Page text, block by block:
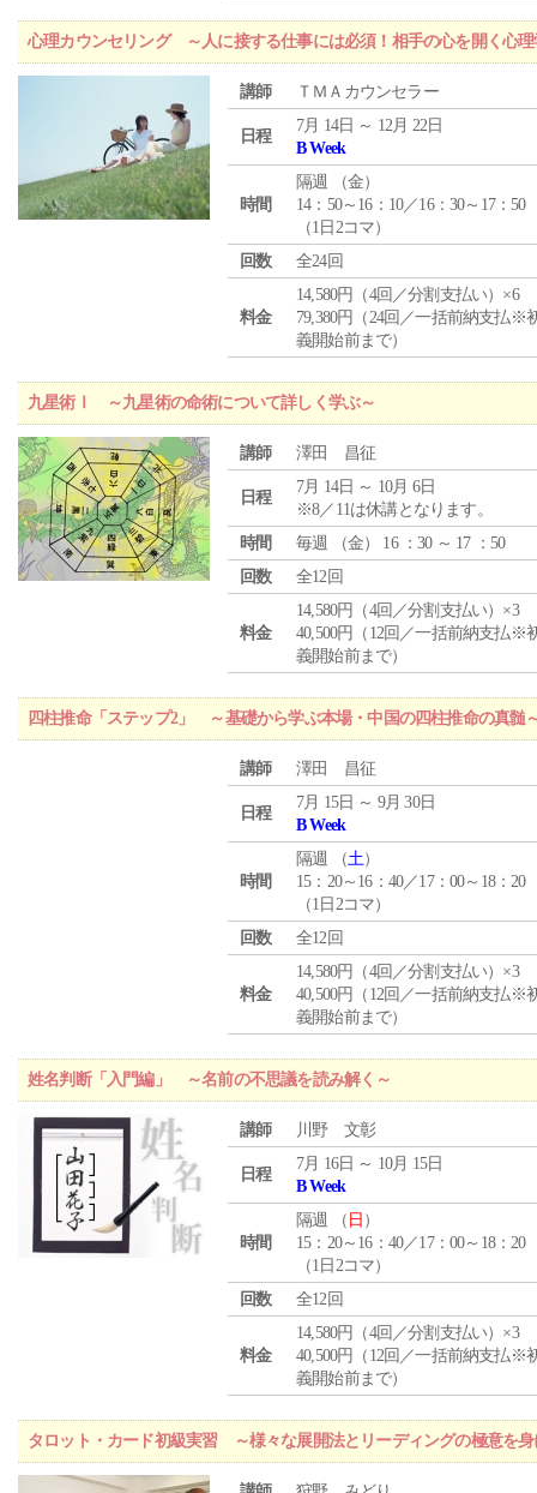
心理カウンセリング ～人に接する仕事には必須！相手の心を開く心理
講師 ＴＭＡカウンセラー
日程
7月 14日 ～ 12月 22日
B Week
時間
隔週 （金）
14：50～16：10／16：30～17：50
（1日2コマ）
回数
全24回
料金
14,580円（4回／分割支払い）×6
79,380円（24回／一括前納支払※
義開始前まで）
九星術Ⅰ ～九星術の命術について詳しく学ぶ～
講師 澤田 昌征
日程
7月 14日 ～ 10月 6日
※8／11は休講となります。
時間
毎週 （金） 16 ：30 ～ 17 ：50
回数
全12回
料金
14,580円（4回／分割支払い）×3
40,500円（12回／一括前納支払※
義開始前まで）
四柱推命「ステップ2」 ～基礎から学ぶ本場・中国の四柱推命の真髄
講師 澤田 昌征
日程
7月 15日 ～ 9月 30日
B Week
時間
隔週 （土）
15：20～16：40／17：00～18：20
（1日2コマ）
回数
全12回
料金
14,580円（4回／分割支払い）×3
40,500円（12回／一括前納支払※
義開始前まで）
姓名判断「入門編」 ～名前の不思議を読み解く～
講師 川野 文彰
日程
7月 16日 ～ 10月 15日
B Week
時間
隔週 （ 日 ）
15：20～16：40／17：00～18：20
（1日2コマ）
回数
全12回
料金
14,580円（4回／分割支払い）×3
40,500円（12回／一括前納支払※
義開始前まで）
タロット・カード初級実習 ～様々な展開法とリーディングの極意を身